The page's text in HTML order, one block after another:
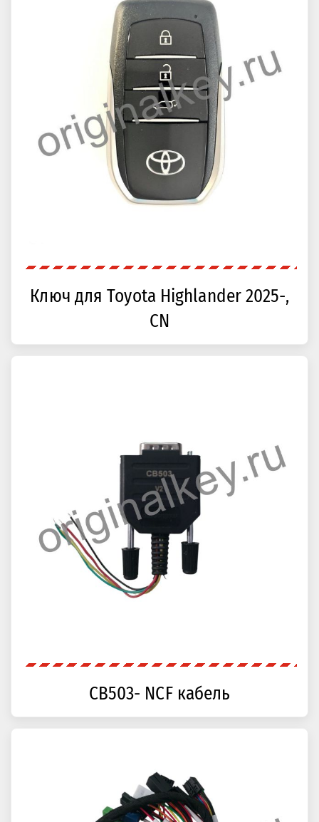
Ключ для Toyota Highlander 2025-,
CN
CB503- NCF кабель